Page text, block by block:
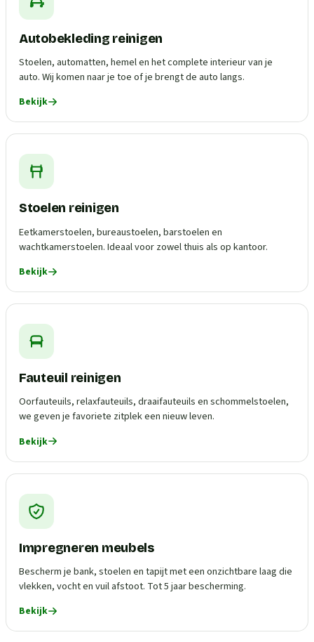
Autobekleding reinigen
Stoelen, automatten, hemel en het complete interieur van je
auto. Wij komen naar je toe of je brengt de auto langs.
Bekijk
Stoelen reinigen
Eetkamerstoelen, bureaustoelen, barstoelen en
wachtkamerstoelen. Ideaal voor zowel thuis als op kantoor.
Bekijk
Fauteuil reinigen
Oorfauteuils, relaxfauteuils, draaifauteuils en schommelstoelen,
we geven je favoriete zitplek een nieuw leven.
Bekijk
Impregneren meubels
Bescherm je bank, stoelen en tapijt met een onzichtbare laag die
vlekken, vocht en vuil afstoot. Tot 5 jaar bescherming.
Bekijk